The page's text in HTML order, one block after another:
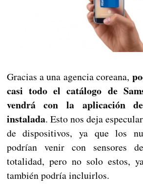
Gracias a una agencia coreana,
casi todo el catálogo de
vendrá con la aplicación
instalada. Esto nos deja
de dispositivos, ya que los
podrían venir con sensores
totalidad, pero no solo estos,
también podría incluirlos.